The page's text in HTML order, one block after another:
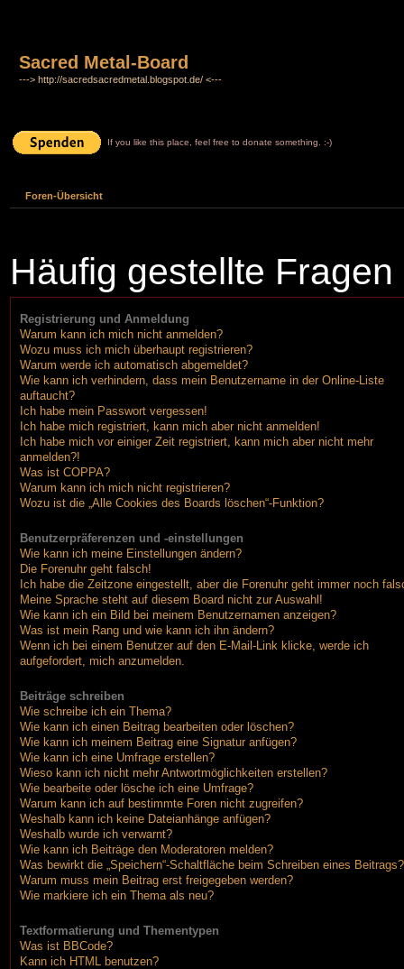
Sacred Metal-Board
---> http://sacredsacredmetal.blogspot.de/ <---
If you like this place, feel free to donate something. :-)
Foren-Übersicht
Häufig gestellte Fragen
Registrierung und Anmeldung
Warum kann ich mich nicht anmelden?
Wozu muss ich mich überhaupt registrieren?
Warum werde ich automatisch abgemeldet?
Wie kann ich verhindern, dass mein Benutzername in der Online-Liste
auftaucht?
Ich habe mein Passwort vergessen!
Ich habe mich registriert, kann mich aber nicht anmelden!
Ich habe mich vor einiger Zeit registriert, kann mich aber nicht mehr
anmelden?!
Was ist COPPA?
Warum kann ich mich nicht registrieren?
Wozu ist die „Alle Cookies des Boards löschen“-Funktion?
Benutzerpräferenzen und -einstellungen
Wie kann ich meine Einstellungen ändern?
Die Forenuhr geht falsch!
Ich habe die Zeitzone eingestellt, aber die Forenuhr geht immer noch
Meine Sprache steht auf diesem Board nicht zur Auswahl!
Wie kann ich ein Bild bei meinem Benutzernamen anzeigen?
Was ist mein Rang und wie kann ich ihn ändern?
Wenn ich bei einem Benutzer auf den E-Mail-Link klicke, werde ich
aufgefordert, mich anzumelden.
Beiträge schreiben
Wie schreibe ich ein Thema?
Wie kann ich einen Beitrag bearbeiten oder löschen?
Wie kann ich meinem Beitrag eine Signatur anfügen?
Wie kann ich eine Umfrage erstellen?
Wieso kann ich nicht mehr Antwortmöglichkeiten erstellen?
Wie bearbeite oder lösche ich eine Umfrage?
Warum kann ich auf bestimmte Foren nicht zugreifen?
Weshalb kann ich keine Dateianhänge anfügen?
Weshalb wurde ich verwarnt?
Wie kann ich Beiträge den Moderatoren melden?
Was bewirkt die „Speichern“-Schaltfläche beim Schreiben eines Beitrags?
Warum muss mein Beitrag erst freigegeben werden?
Wie markiere ich ein Thema als neu?
Textformatierung und Thementypen
Was ist BBCode?
Kann ich HTML benutzen?